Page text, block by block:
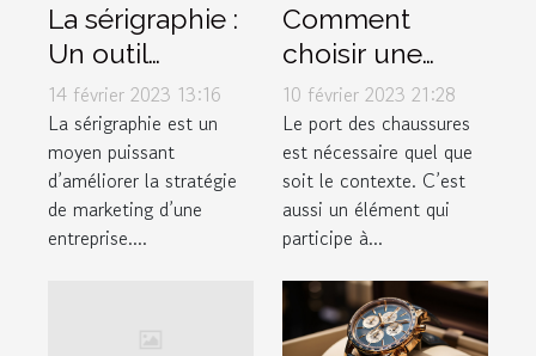
La sérigraphie :
Un outil
marketing à ne
pas négliger
14 février 2023 13:16
La sérigraphie est un
moyen puissant
d’améliorer la stratégie
de marketing d’une
entreprise....
Comment
choisir une
chaussure ?
10 février 2023 21:28
Le port des chaussures
est nécessaire quel que
soit le contexte. C’est
aussi un élément qui
participe à...